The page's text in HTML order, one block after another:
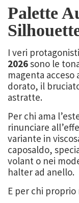
Palette
I veri
2026sono le
magenta
dorato, il
astratte.
Per chi ama
rinunciare
variante in
caposaldo,
volant o nei
halter ad anello.
E per chi